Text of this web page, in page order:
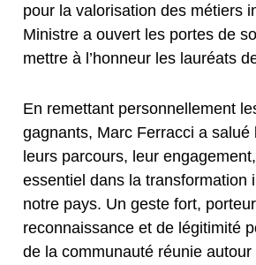
pour la valorisation des métiers
Ministre a ouvert les portes de
mettre à l’honneur les lauréats
En remettant personnellement
gagnants, Marc Ferracci a salué
leurs parcours, leur
essentiel dans la transformation
notre pays. Un geste fort,
reconnaissance et de légitimité
de la communauté réunie autour